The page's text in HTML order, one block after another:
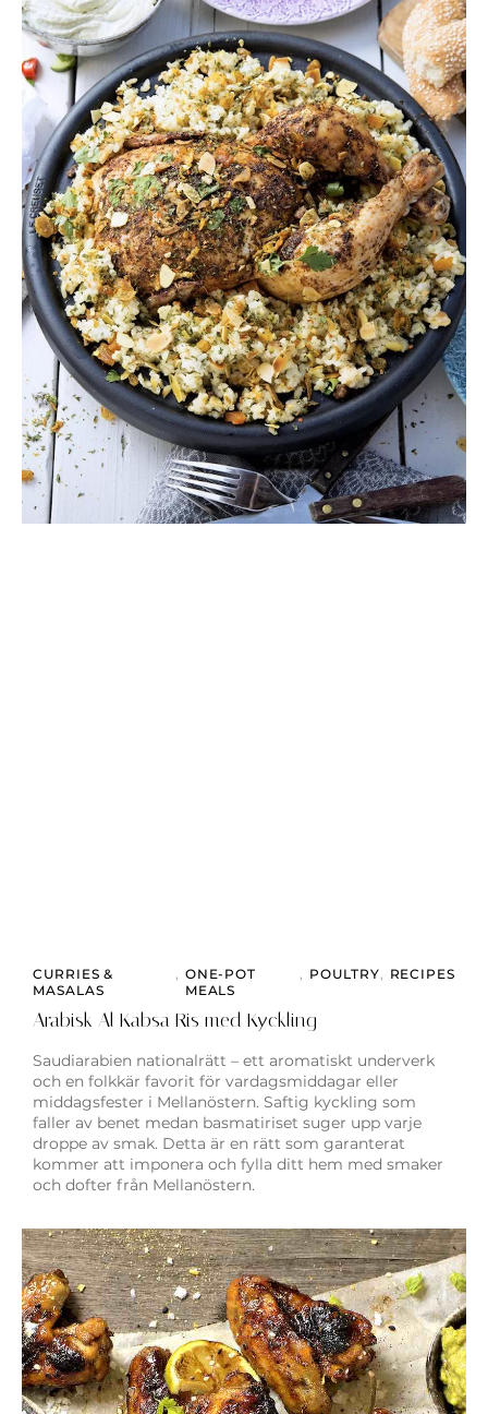
CURRIES &
MASALAS
, ONE-POT
MEALS
, POULTRY, RECIPES
Arabisk Al Kabsa Ris med Kyckling
Saudiarabien nationalrätt – ett aromatiskt underverk
och en folkkär favorit för vardagsmiddagar eller
middagsfester i Mellanöstern. Saftig kyckling som
faller av benet medan basmatiriset suger upp varje
droppe av smak. Detta är en rätt som garanterat
kommer att imponera och fylla ditt hem med smaker
och dofter från Mellanöstern.